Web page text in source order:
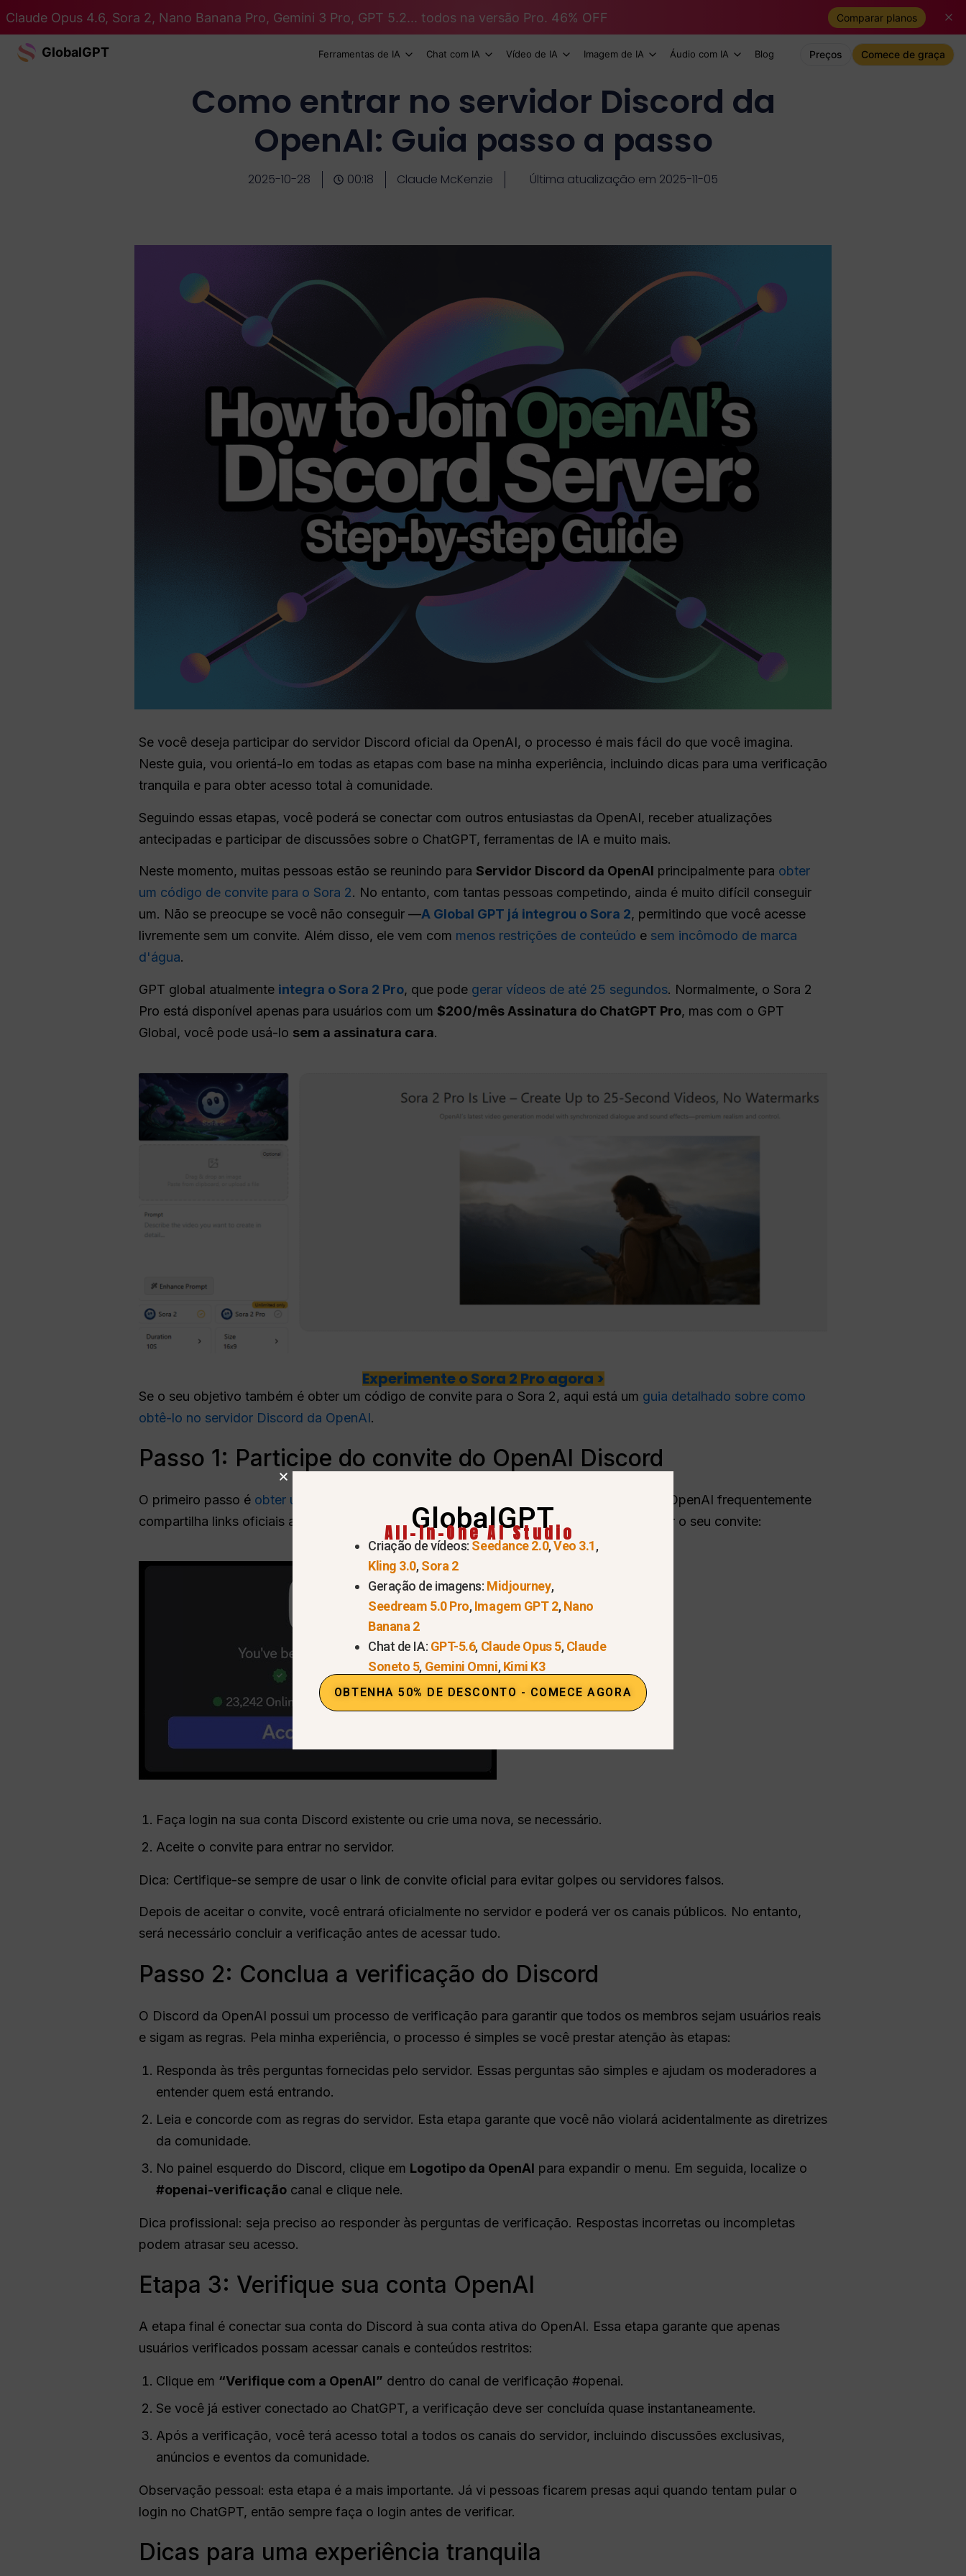
Claude Opus 4.6, Sora 2, Nano Banana Pro, Gemini 3 Pro, GPT 5.2... todos na versão Pro. 46% OFF Comparar planos
GlobalGPT Ferramentas de IA Chat com IA Vídeo de IA Imagem de IA Áudio com IA Blog Preços Comece de graça
Como entrar no servidor Discord da
OpenAI: Guia passo a passo
2025-10-28 00:18 Claude McKenzie Última atualização em 2025-11-05
Se você deseja participar do servidor Discord oficial da OpenAI, o processo é mais fácil do que você imagina.
Neste guia, vou orientá-lo em todas as etapas com base na minha experiência, incluindo dicas para uma verificação
tranquila e para obter acesso total à comunidade.
Seguindo essas etapas, você poderá se conectar com outros entusiastas da OpenAI, receber atualizações
antecipadas e participar de discussões sobre o ChatGPT, ferramentas de IA e muito mais.
Neste momento, muitas pessoas estão se reunindo para Servidor Discord da OpenAI principalmente para obter
um código de convite para o Sora 2. No entanto, com tantas pessoas competindo, ainda é muito difícil conseguir
um. Não se preocupe se você não conseguir —A Global GPT já integrou o Sora 2, permitindo que você acesse
livremente sem um convite. Além disso, ele vem com menos restrições de conteúdo e sem incômodo de marca
d'água.
GPT global atualmente integra o Sora 2 Pro, que pode gerar vídeos de até 25 segundos. Normalmente, o Sora 2
Pro está disponível apenas para usuários com um $200/mês Assinatura do ChatGPT Pro, mas com o GPT
Global, você pode usá-lo sem a assinatura cara.
Experimente o Sora 2 Pro agora >
Se o seu objetivo também é obter um código de convite para o Sora 2, aqui está um guia detalhado sobre como
obtê-lo no servidor Discord da OpenAI.
Passo 1: Participe do convite do OpenAI Discord
O primeiro passo é obter um link de convite válido para o servidor Discord da OpenAI
. A OpenAI frequentemente
compartilha links oficiais através do seu site ou de recursos confiáveis. Assim que receber o seu convite:
Faça login na sua conta Discord existente ou crie uma nova, se necessário.
Aceite o convite para entrar no servidor.
Dica: Certifique-se sempre de usar o link de convite oficial para evitar golpes ou servidores falsos.
Depois de aceitar o convite, você entrará oficialmente no servidor e poderá ver os canais públicos. No entanto,
será necessário concluir a verificação antes de acessar tudo.
Passo 2: Conclua a verificação do Discord
O Discord da OpenAI possui um processo de verificação para garantir que todos os membros sejam usuários reais
e sigam as regras. Pela minha experiência, o processo é simples se você prestar atenção às etapas:
Responda às três perguntas fornecidas pelo servidor. Essas perguntas são simples e ajudam os moderadores a
entender quem está entrando.
Leia e concorde com as regras do servidor. Esta etapa garante que você não violará acidentalmente as diretrizes
da comunidade.
No painel esquerdo do Discord, clique em Logotipo da OpenAI para expandir o menu. Em seguida, localize o
#openai-verificação canal e clique nele.
Dica profissional: seja preciso ao responder às perguntas de verificação. Respostas incorretas ou incompletas
podem atrasar seu acesso.
Etapa 3: Verifique sua conta OpenAI
A etapa final é conectar sua conta do Discord à sua conta ativa do OpenAI. Essa etapa garante que apenas
usuários verificados possam acessar canais e conteúdos restritos:
Clique em “Verifique com a OpenAI” dentro do canal de verificação #openai.
Se você já estiver conectado ao ChatGPT, a verificação deve ser concluída quase instantaneamente.
Após a verificação, você terá acesso total a todos os canais do servidor, incluindo discussões exclusivas,
anúncios e eventos da comunidade.
Observação pessoal: esta etapa é a mais importante. Já vi pessoas ficarem presas aqui quando tentam pular o
login no ChatGPT, então sempre faça o login antes de verificar.
Dicas para uma experiência tranquila
GlobalGPT
All-In-One AI Studio
Criação de vídeos: Seedance 2.0,Veo 3.1,
Kling 3.0,Sora 2
Geração de imagens: Midjourney,
Seedream 5.0 Pro,Imagem GPT 2,Nano
Banana 2
Chat de IA: GPT-5.6, Claude Opus 5,Claude
Soneto 5, Gemini Omni,Kimi K3
OBTENHA 50% DE DESCONTO - COMECE AGORA